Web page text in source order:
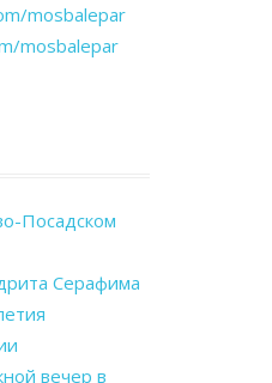
mosbalepar
mosbalepar
Посадском
Серафима
вечер в